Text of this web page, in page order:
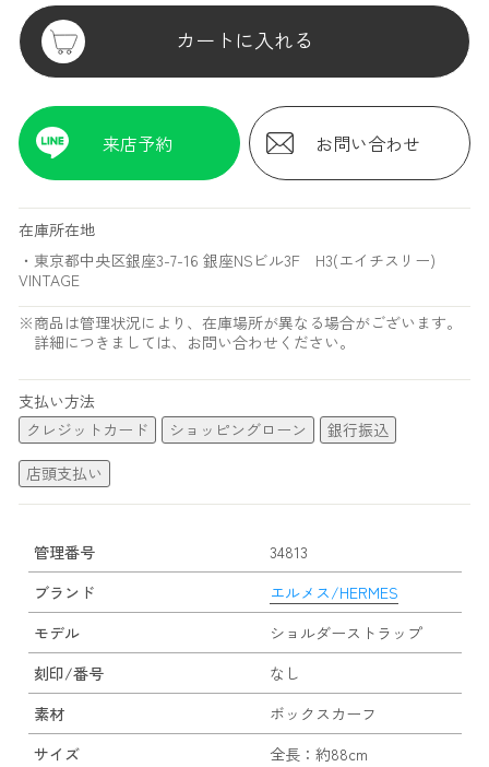
カートに入れる
来店予約 お問い合わせ
在庫所在地
・東京都中央区銀座3-7-16 銀座NSビル3F H3(エイチスリー)
VINTAGE
※商品は管理状況により、在庫場所が異なる場合がございます。
詳細につきましては、お問い合わせください。
支払い方法
クレジットカード
ショッピングローン
銀行振込
店頭支払い
管理番号
34813
ブランド
エルメス/HERMES
モデル
ショルダーストラップ
刻印/番号
なし
素材
ボックスカーフ
サイズ
全長：約88cm